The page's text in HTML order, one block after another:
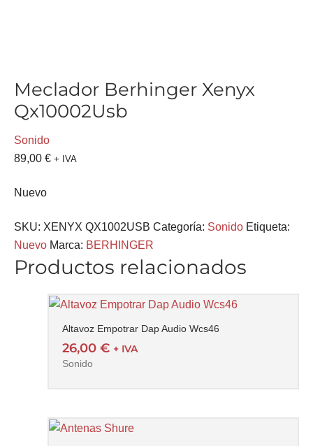
Meclador Berhinger Xenyx
Qx10002Usb
Sonido
89,00 € + IVA
Nuevo
SKU: XENYX QX1002USB Categoría: Sonido Etiqueta:
Nuevo Marca: BERHINGER
Productos relacionados
Altavoz Empotrar Dap Audio Wcs46
26,00€ + IVA
Sonido